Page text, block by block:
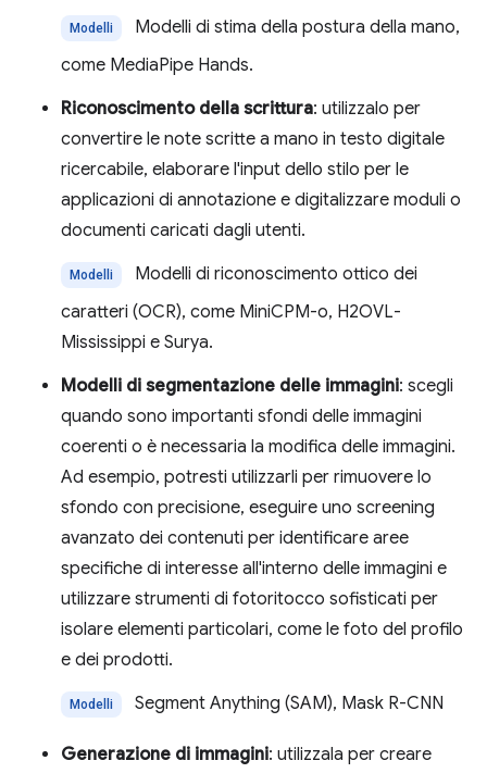
Modelli
Modelli di stima della postura della mano,
come MediaPipe Hands.
Riconoscimento della scrittura: utilizzalo per
convertire le note scritte a mano in testo digitale
ricercabile, elaborare l'input dello stilo per le
applicazioni di annotazione e digitalizzare moduli o
documenti caricati dagli utenti.
Modelli
Modelli di riconoscimento ottico dei
caratteri (OCR), come MiniCPM-o, H2OVL-
Mississippi e Surya.
Modelli di segmentazione delle immagini: scegli
quando sono importanti sfondi delle immagini
coerenti o è necessaria la modifica delle immagini.
Ad esempio, potresti utilizzarli per rimuovere lo
sfondo con precisione, eseguire uno screening
avanzato dei contenuti per identificare aree
specifiche di interesse all'interno delle immagini e
utilizzare strumenti di fotoritocco sofisticati per
isolare elementi particolari, come le foto del profilo
e dei prodotti.
Modelli Segment Anything (SAM), Mask R-CNN
Generazione di immagini: utilizzala per creare